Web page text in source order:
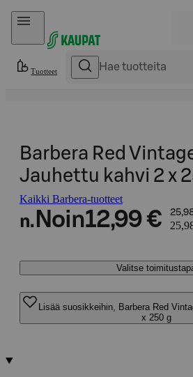
Hyppää sisältöön
Tuotteet
Barbera Red
Jauhettu kahvi 2 x
Kaikki Barbera-tuotteet
n. Noin12,99 €
Valitse
Lisää suosikkeihin, Barbera Red
x 250 g